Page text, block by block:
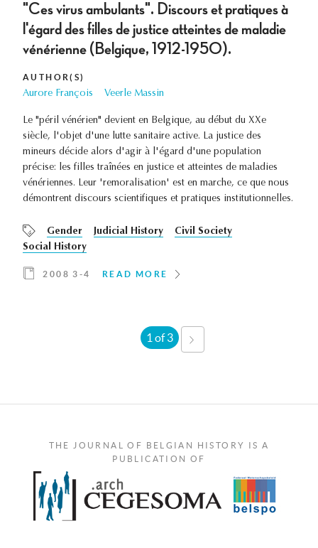
"Ces virus ambulants". Discours et pratiques à
l'égard des filles de justice atteintes de maladie
vénérienne (Belgique, 1912-1950).
AUTHOR(S)
Aurore François Veerle Massin
Le "péril vénérien" devient en Belgique, au début du XXe
siècle, l'objet d'une lutte sanitaire active. La justice des
mineurs décide alors d'agir à l'égard d'une population
précise: les filles traînées en justice et atteintes de maladies
vénériennes. Leur 'remoralisation' est en marche, ce que nous
démontrent discours scientifiques et pratiques institutionnelles.
Gender Judicial History
Civil Society
Social History
2008 3-4 READ MORE
1 of 3
THE JOURNAL OF BELGIAN HISTORY IS A
PUBLICATION OF